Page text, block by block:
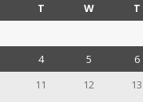
T W T
4 5 6
11 12 13